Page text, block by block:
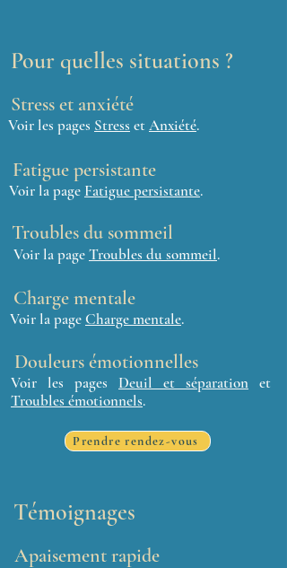
Pour quelles situations ?
Stress et anxiété
Voir les pages Stress et Anxiété.
Fatigue persistante
Voir la page Fatigue persistante.
Troubles du sommeil
Voir la pageTroubles du sommeil.
Charge mentale
Voir la pageCharge mentale.
Douleurs émotionnelles
Voir les pages Deuil et séparation et
Troubles émotionnels.
Prendre rendez-vous
Témoignages
Apaisement rapide